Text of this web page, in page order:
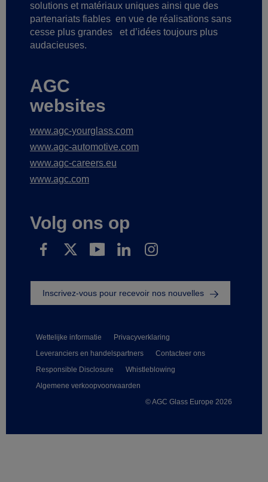
solutions et matériaux uniques ainsi que des
partenariats fiables en vue de réalisations sans
cesse plus grandes
et d’idées toujours plus
audacieuses.
AGC
websites
www.agc-yourglass.com
www.agc-automotive.com
www.agc-careers.eu
www.agc.com
Volg ons op
© AGC Glass Europe 2026
Wettelijke informatie
Privacyverklaring
Leveranciers en handelspartners
Contacteer ons
Responsible Disclosure
Whistleblowing
Algemene verkoopvoorwaarden
Inscrivez-vous pour recevoir nos nouvelles